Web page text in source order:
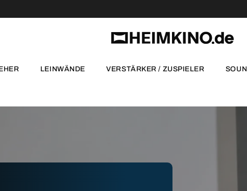
LEINWÄNDE VERSTÄRKER / ZUSPIELER